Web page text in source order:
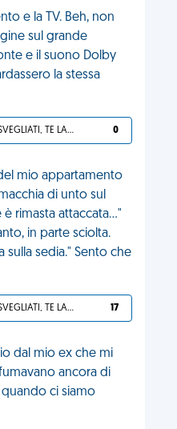
e la TV. Beh, non
sul grande
e il suono Dolby
la stessa
SVEGLIATI, TE LA SEI CERCATA! 0
mio appartamento
di unto sul
rimasta attaccata..."
in parte sciolta.
sedia." Sento che
SVEGLIATI, TE LA SEI CERCATA! 17
dal mio ex che mi
ancora di
ci siamo